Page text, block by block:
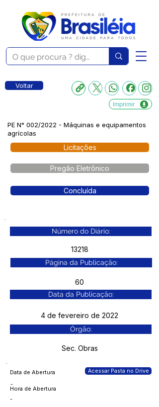
Voltar
Imprimir
PE N° 002/2022 - Máquinas e equipamentos
agrícolas
Licitações
Pregão Eletrônico
Concluída
Número do Diário:
13218
Página da Publicação:
60
Data da Publicação:
4 de fevereiro de 2022
Órgão:
Sec. Obras
Data de Abertura
-
Hora de Abertura
-
Acessar Pasta no Drive